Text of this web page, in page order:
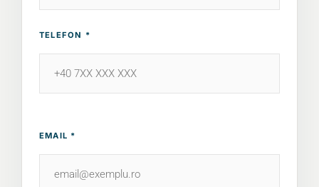
TELEFON *
EMAIL *